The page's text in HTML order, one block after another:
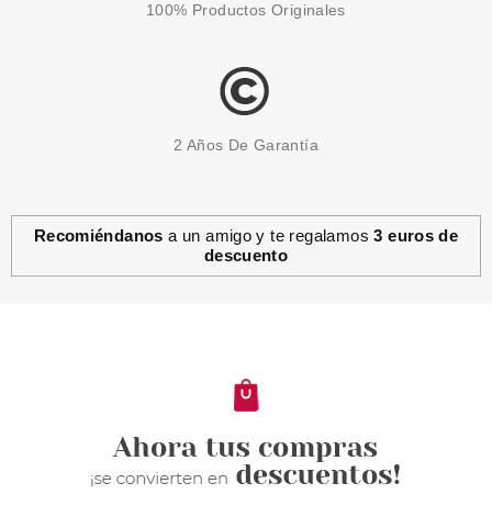
100% Productos Originales
2 Años De Garantía
Recomiéndanos a un amigo y te regalamos3 euros de
descuento